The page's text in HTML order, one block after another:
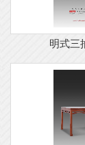
明式三